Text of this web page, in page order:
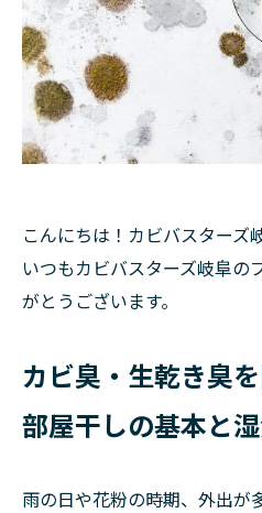
こんにちは！カビバスターズ
いつもカビバスターズ岐阜の
がとうございます。
カビ臭・生乾き臭
部屋干しの基本と
雨の日や花粉の時期、外出が